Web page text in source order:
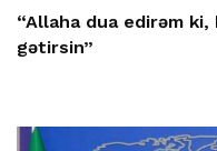
“Allaha dua edirəm
gətirsin”